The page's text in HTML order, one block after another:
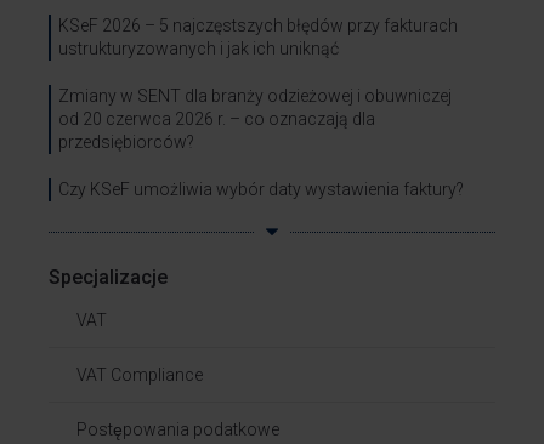
KSeF 2026 – 5 najczęstszych błędów przy fakturach
ustrukturyzowanych i jak ich uniknąć
Zmiany w SENT dla branży odzieżowej i obuwniczej
od 20 czerwca 2026 r. – co oznaczają dla
przedsiębiorców?
Czy KSeF umożliwia wybór daty wystawienia faktury?
Specjalizacje
VAT
VAT Compliance
Postępowania podatkowe